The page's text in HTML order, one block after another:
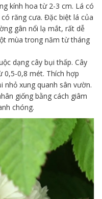
kính hoa từ 2-3 cm. Lá có
răng cưa. Đặc biệt lá của
gân nổi lạ mắt, rất dễ
mùa trong năm từ tháng
dạng cây bụi thấp. Cây
0,5-0,8 mét. Thích hợp
xung quanh sân vườn.
giống bằng cách giâm
chóng.